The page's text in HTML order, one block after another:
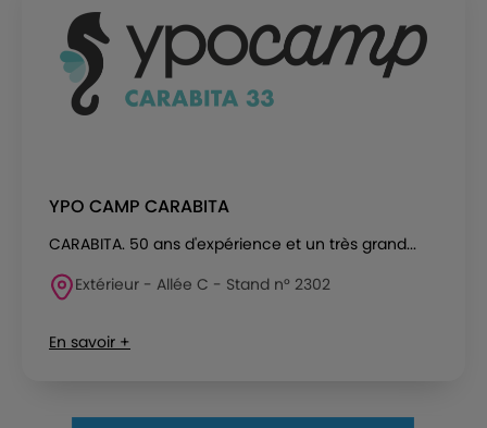
YPO CAMP CARABITA
CARABITA. 50 ans d'expérience et un très grand...
Extérieur - Allée C - Stand n° 2302
En savoir +